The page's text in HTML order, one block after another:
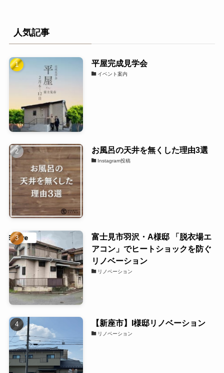
人気記事
平屋完成見学会
イベント案内
お風呂の天井を無くした理由3選
Instagram投稿
富士見市羽沢・A様邸 「脱衣場エ
アコン」でヒートショックを防ぐ
リノベーション
リノベーション
【新座市】I様邸リノベーション
リノベーション